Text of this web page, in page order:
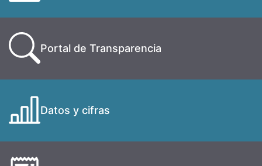
Portal de Transparencia
Datos y cifras